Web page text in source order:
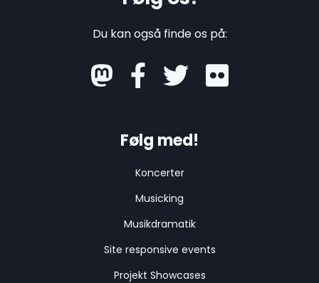
Du kan også finde os på:
mastodon
Følg med!
Koncerter
Musicking
Musikdramatik
Site responsive events
Projekt Showcases